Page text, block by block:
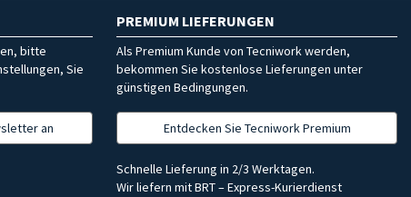
bitte
Sie
an
PREMIUM LIEFERUNGEN
Als Premium Kunde von Tecniwork werden,
bekommen Sie kostenlose Lieferungen unter
günstigen Bedingungen.
Entdecken Sie Tecniwork Premium
Schnelle Lieferung in 2/3 Werktagen.
Wir liefern mit BRT – Express-Kurierdienst